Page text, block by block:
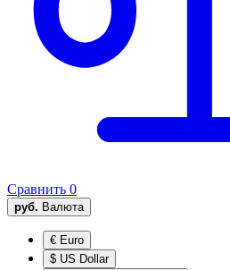
Сравнить 0
руб. Валюта
€ Euro
$ US Dollar